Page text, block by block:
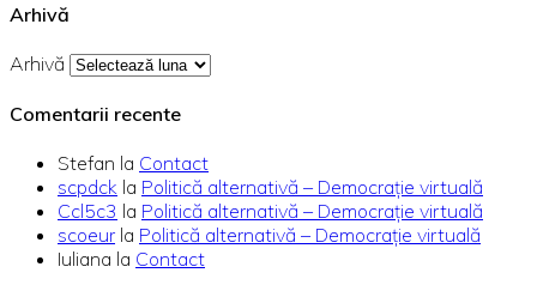
Arhivă
Arhivă
Comentarii recente
Stefan la Contact
scpdck la Politică alternativă – Democraţie virtuală
Ccl5c3 la Politică alternativă – Democraţie virtuală
scoeur la Politică alternativă – Democraţie virtuală
Iuliana la Contact